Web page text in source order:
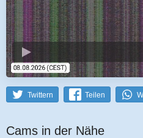
Twittern Teilen
Cams in der Nähe